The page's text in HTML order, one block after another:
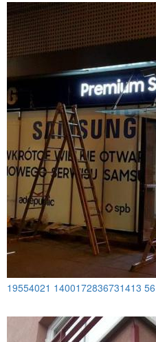
19554021 1400172836731413